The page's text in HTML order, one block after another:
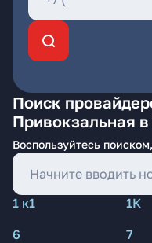
Поиск
Привокзальная в
Воспользуйтесь
1 к1 1К
6
7